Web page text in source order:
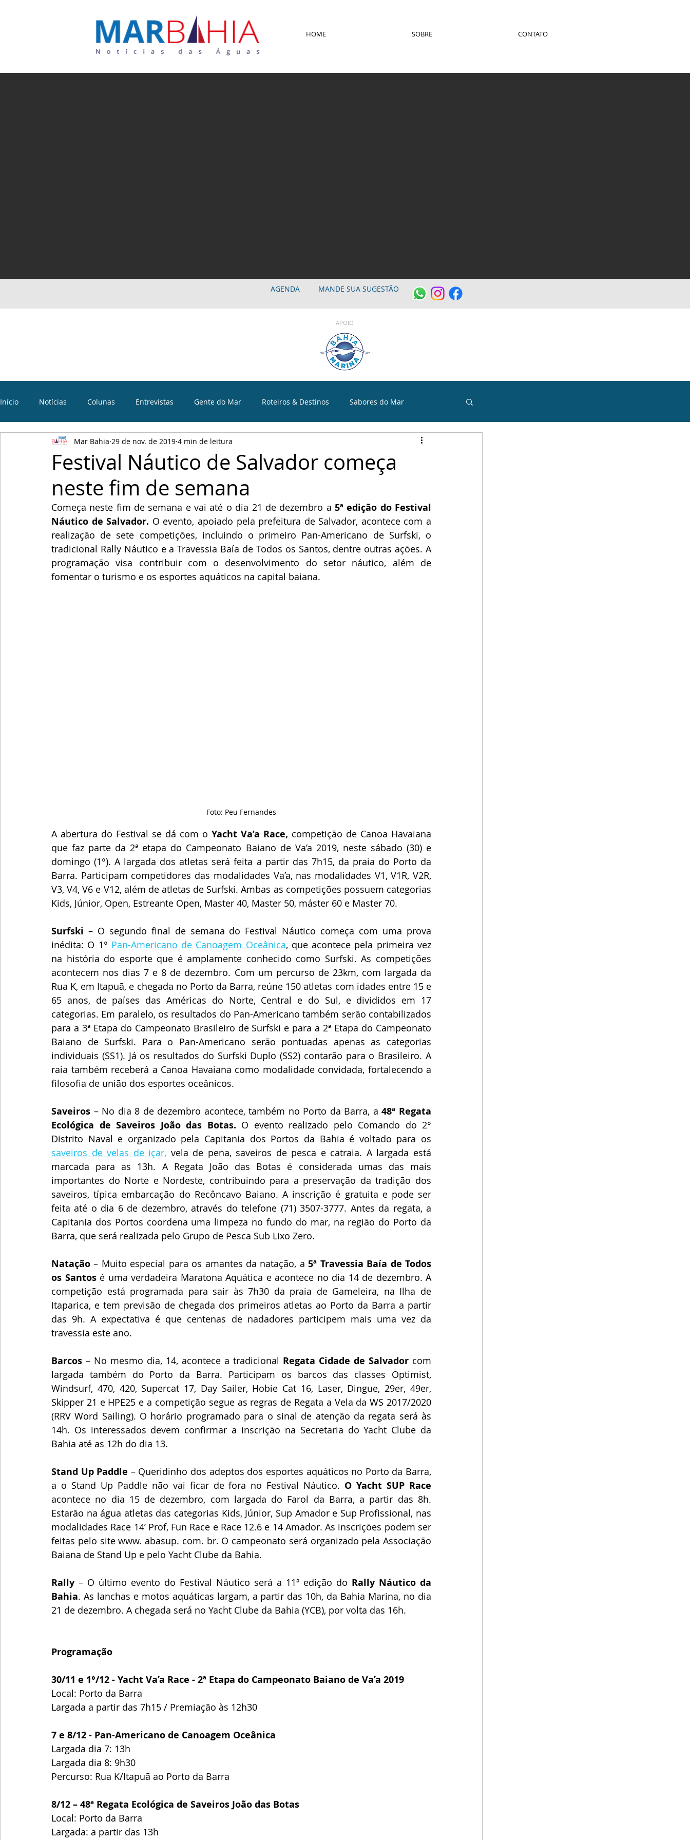
HOME SOBRE CONTATO
Início Notícias Colunas Entrevistas Gente do Mar Roteiros & Destinos Sabores do Mar
Curiosidades
Festival Náutico de Salvador começa
neste fim de semana
Mar Bahia 29 de nov. de 2019 4 min de leitura
Começa neste fim de semana e vai até o dia 21 de dezembro a 5ª edição do Festival
Náutico de Salvador. O evento, apoiado pela prefeitura de Salvador, acontece com a
realização de sete competições, incluindo o primeiro Pan-Americano de Surfski, o
tradicional Rally Náutico e a Travessia Baía de Todos os Santos, dentre outras ações. A
programação visa contribuir com o desenvolvimento do setor náutico, além de
fomentar o turismo e os esportes aquáticos na capital baiana.
Foto: Peu Fernandes
A abertura do Festival se dá com o Yacht Va’a Race, competição de Canoa Havaiana
que faz parte da 2ª etapa do Campeonato Baiano de Va’a 2019, neste sábado (30) e
domingo (1°). A largada dos atletas será feita a partir das 7h15, da praia do Porto da
Barra. Participam competidores das modalidades Va’a, nas modalidades V1, V1R, V2R,
V3, V4, V6 e V12, além de atletas de Surfski. Ambas as competições possuem categorias
Kids, Júnior, Open, Estreante Open, Master 40, Master 50, máster 60 e Master 70.
Surfski – O segundo final de semana do Festival Náutico começa com uma prova
inédita: O 1° Pan-Americano de Canoagem Oceânica, que acontece pela primeira vez
na história do esporte que é amplamente conhecido como Surfski. As competições
acontecem nos dias 7 e 8 de dezembro. Com um percurso de 23km, com largada da
Rua K, em Itapuã, e chegada no Porto da Barra, reúne 150 atletas com idades entre 15 e
65 anos, de países das Américas do Norte, Central e do Sul, e divididos em 17
categorias. Em paralelo, os resultados do Pan-Americano também serão contabilizados
para a 3ª Etapa do Campeonato Brasileiro de Surfski e para a 2ª Etapa do Campeonato
Baiano de Surfski. Para o Pan-Americano serão pontuadas apenas as categorias
individuais (SS1). Já os resultados do Surfski Duplo (SS2) contarão para o Brasileiro. A
raia também receberá a Canoa Havaiana como modalidade convidada, fortalecendo a
filosofia de união dos esportes oceânicos.
Saveiros – No dia 8 de dezembro acontece, também no Porto da Barra, a 48ª Regata
Ecológica de Saveiros João das Botas. O evento realizado pelo Comando do 2°
saveiros de velas de içar, vela de pena, saveiros de pesca e catraia. A largada está
marcada para as 13h. A Regata João das Botas é considerada umas das mais
importantes do Norte e Nordeste, contribuindo para a preservação da tradição dos
saveiros, típica embarcação do Recôncavo Baiano. A inscrição é gratuita e pode ser
feita até o dia 6 de dezembro, através do telefone (71) 3507-3777. Antes da regata, a
Capitania dos Portos coordena uma limpeza no fundo do mar, na região do Porto da
Barra, que será realizada pelo Grupo de Pesca Sub Lixo Zero.
Natação – Muito especial para os amantes da natação, a 5ª Travessia Baía de Todos
os Santos é uma verdadeira Maratona Aquática e acontece no dia 14 de dezembro. A
competição está programada para sair às 7h30 da praia de Gameleira, na Ilha de
Itaparica, e tem previsão de chegada dos primeiros atletas ao Porto da Barra a partir
das 9h. A expectativa é que centenas de nadadores participem mais uma vez da
travessia este ano.
Barcos – No mesmo dia, 14, acontece a tradicional Regata Cidade de Salvador com
largada também do Porto da Barra. Participam os barcos das classes Optimist,
Windsurf, 470, 420, Supercat 17, Day Sailer, Hobie Cat 16, Laser, Dingue, 29er, 49er,
Skipper 21 e HPE25 e a competição segue as regras de Regata a Vela da WS 2017/2020
(RRV Word Sailing). O horário programado para o sinal de atenção da regata será às
14h. Os interessados devem confirmar a inscrição na Secretaria do Yacht Clube da
Bahia até as 12h do dia 13.
Stand Up Paddle – Queridinho dos adeptos dos esportes aquáticos no Porto da Barra,
a o Stand Up Paddle não vai ficar de fora no Festival Náutico.
acontece no dia 15 de dezembro, com largada do Farol da Barra, a partir das 8h.
Estarão na água atletas das categorias Kids, Júnior, Sup Amador e Sup Profissional, nas
modalidades Race 14’ Prof, Fun Race e Race 12.6 e 14 Amador. As inscrições podem ser
feitas pelo site www. abasup. com. br. O campeonato será organizado pela Associação
Baiana de Stand Up e pelo Yacht Clube da Bahia.
Rally – O último evento do Festival Náutico será a 11ª edição do Rally Náutico da
Bahia. As lanchas e motos aquáticas largam, a partir das 10h, da Bahia Marina, no dia
21 de dezembro. A chegada será no Yacht Clube da Bahia (YCB), por volta das 16h.
Programação
30/11 e 1°/12 - Yacht Va’a Race - 2ª Etapa do Campeonato Baiano de Va’a 2019
Local: Porto da Barra
Largada a partir das 7h15 / Premiação às 12h30
7 e 8/12 - Pan-Americano de Canoagem Oceânica
Largada dia 7: 13h
Largada dia 8: 9h30
Percurso: Rua K/Itapuã ao Porto da Barra
8/12 – 48ª Regata Ecológica de Saveiros João das Botas
Local: Porto da Barra
Largada: a partir das 13h
AGENDA MANDE SUA SUGESTÃO
APOIO